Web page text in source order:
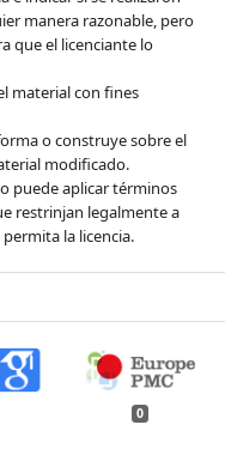
manera razonable, pero
que el licenciante lo
material con fines
o construye sobre el
modificado.
puede aplicar términos
restrinjan legalmente a
la licencia.
0